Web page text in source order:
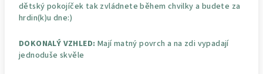
dětský pokojíček tak zvládnete během chvilky a budete za
hrdin(k)u dne:)
DOKONALÝ VZHLED: Mají matný povrch a na zdi vypadají
jednoduše skvěle